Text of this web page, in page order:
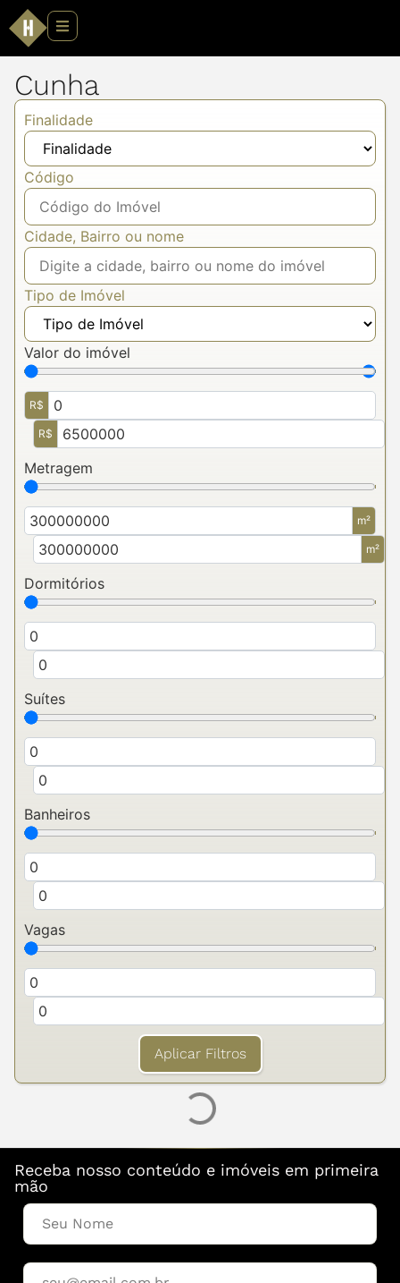
Cunha
Finalidade
Código
Cidade, Bairro ou nome
Tipo de Imóvel
Valor do imóvel
R$
R$
Metragem
m²
m²
Dormitórios
Suítes
Banheiros
Vagas
Aplicar Filtros
Receba nosso conteúdo e imóveis em primeira
mão